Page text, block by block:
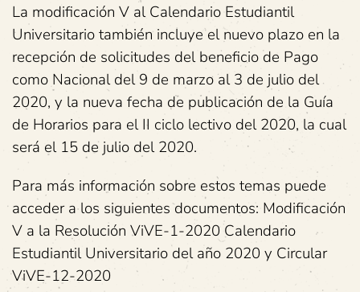
La modificación V al Calendario Estudiantil
Universitario también incluye el nuevo plazo en la
recepción de solicitudes del beneficio de Pago
como Nacional del 9 de marzo al 3 de julio del
2020, y la nueva fecha de publicación de la Guía
de Horarios para el II ciclo lectivo del 2020, la cual
será el 15 de julio del 2020.
Para más información sobre estos temas puede
acceder a los siguientes documentos: Modificación
V a la Resolución ViVE-1-2020 Calendario
Estudiantil Universitario del año 2020 y Circular
ViVE-12-2020